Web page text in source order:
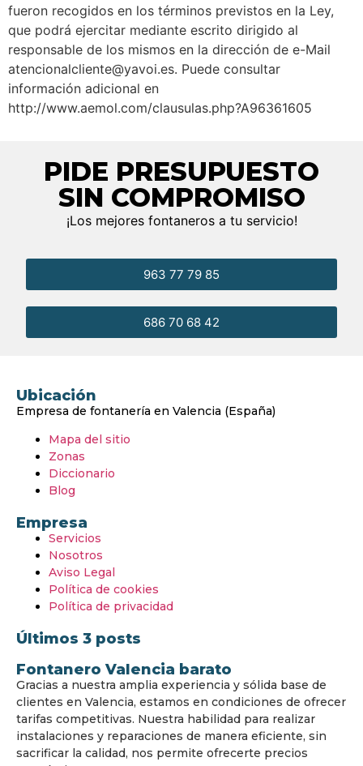
fueron recogidos en los términos previstos en la Ley,
que podrá ejercitar mediante escrito dirigido al
responsable de los mismos en la dirección de e-Mail
atencionalcliente@yavoi.es. Puede consultar
información adicional en
http://www.aemol.com/clausulas.php?A96361605
PIDE PRESUPUESTO
SIN COMPROMISO
¡Los mejores fontaneros a tu servicio!
686 70 68 42
963 77 79 85
Ubicación
Empresa de fontanería en Valencia (España)
Mapa del sitio
Zonas
Diccionario
Blog
Empresa
Servicios
Nosotros
Aviso Legal
Política de cookies
Política de privacidad
Últimos 3 posts
Fontanero Valencia barato
Gracias a nuestra amplia experiencia y sólida base de
clientes en Valencia, estamos en condiciones de ofrecer
tarifas competitivas. Nuestra habilidad para realizar
instalaciones y reparaciones de manera eficiente, sin
sacrificar la calidad, nos permite ofrecerte precios